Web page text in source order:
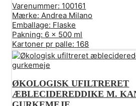
Varenummer: 100161
Mærke: Andrea Milano
Emballage: Flaske
Pakning: 6 x 500 ml
Kartoner pr palle: 168
ØKOLOGISK UFILTRERET
ÆBLECIDEREDDIKE M.